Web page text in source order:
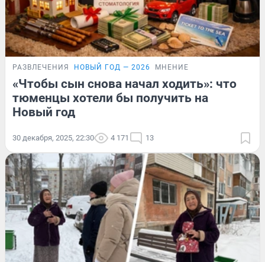
РАЗВЛЕЧЕНИЯ НОВЫЙ ГОД — 2026 МНЕНИЕ
«Чтобы сын снова начал ходить»: что
тюменцы хотели бы получить на
Новый год
30 декабря, 2025, 22:30 4 171 13